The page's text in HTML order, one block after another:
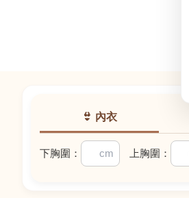
👙 內衣
下胸圍： 上胸圍：